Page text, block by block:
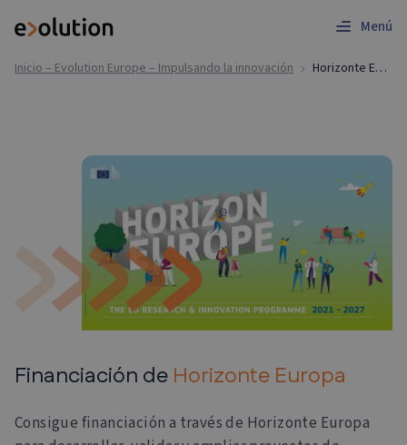
Menú
Inicio – Evolution Europe – Impulsando la innovación Horizonte Europa | Apoyo a la financiación
Financiación de Horizonte Europa
Consigue financiación a través de Horizonte Europa